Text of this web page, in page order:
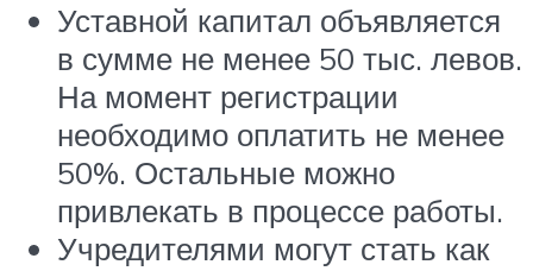
Уставной капитал объявляется
в сумме не менее 50 тыс. левов.
На момент регистрации
необходимо оплатить не менее
50%. Остальные можно
привлекать в процессе работы.
Учредителями могут стать как